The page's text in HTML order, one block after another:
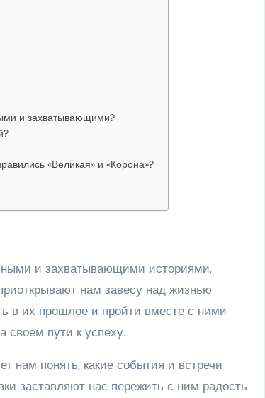
и захватывающими?
«Великая» и «Корона»?
и захватывающими историями,
нам завесу над жизнью
в их прошлое и пройти вместе с ними
своем пути к успеху.
нам понять, какие события и встречи
заставляют нас пережить с ним радость